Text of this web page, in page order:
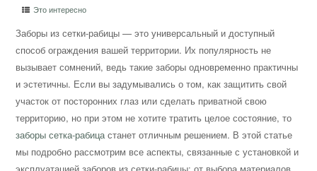
Это интересно
Заборы из сетки-рабицы — это универсальный и доступный
способ ограждения вашей территории. Их популярность не
вызывает сомнений, ведь такие заборы одновременно практичны
и эстетичны. Если вы задумывались о том, как защитить свой
участок от посторонних глаз или сделать приватной свою
территорию, но при этом не хотите тратить целое состояние, то
заборы сетка-рабицастанет отличным решением. В этой статье
мы подробно рассмотрим все аспекты, связанные с установкой и